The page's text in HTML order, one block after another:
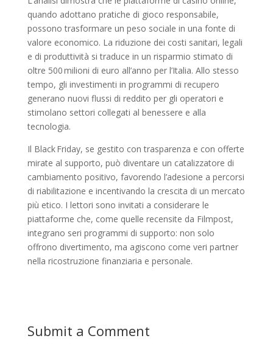
quando adottano pratiche di gioco responsabile,
possono trasformare un peso sociale in una fonte di
valore economico. La riduzione dei costi sanitari, legali
e di produttività si traduce in un risparmio stimato di
oltre 500 milioni di euro all’anno per l’Italia. Allo stesso
tempo, gli investimenti in programmi di recupero
generano nuovi flussi di reddito per gli operatori e
stimolano settori collegati al benessere e alla
tecnologia.
Il Black Friday, se gestito con trasparenza e con offerte
mirate al supporto, può diventare un catalizzatore di
cambiamento positivo, favorendo l’adesione a percorsi
di riabilitazione e incentivando la crescita di un mercato
più etico. I lettori sono invitati a considerare le
piattaforme che, come quelle recensite da Filmpost,
integrano seri programmi di supporto: non solo
offrono divertimento, ma agiscono come veri partner
nella ricostruzione finanziaria e personale.
Submit a Comment